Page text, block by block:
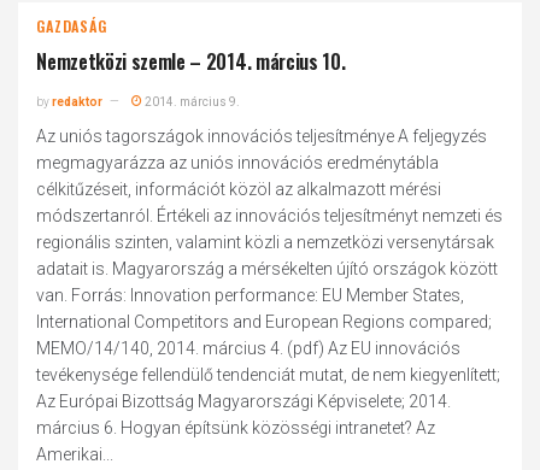
GAZDASÁG
Nemzetközi szemle – 2014. március 10.
byredaktor 2014. március 9.
Az uniós tagországok innovációs teljesítménye A feljegyzés
megmagyarázza az uniós innovációs eredménytábla
célkitűzéseit, információt közöl az alkalmazott mérési
módszertanról. Értékeli az innovációs teljesítményt nemzeti és
regionális szinten, valamint közli a nemzetközi versenytársak
adatait is. Magyarország a mérsékelten újító országok között
van. Forrás: Innovation performance: EU Member States,
International Competitors and European Regions compared;
MEMO/14/140, 2014. március 4. (pdf) Az EU innovációs
tevékenysége fellendülő tendenciát mutat, de nem kiegyenlített;
Az Európai Bizottság Magyarországi Képviselete; 2014.
március 6. Hogyan építsünk közösségi intranetet? Az
Amerikai...